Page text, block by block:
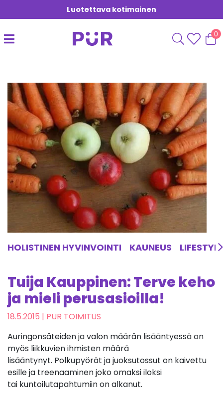
Luotettava kotimainen
0
HOLISTINEN HYVINVOINTI KAUNEUS LIFESTYLE
Tuija Kauppinen: Terve keho
ja mieli perusasioilla!
18.5.2015 | PUR TOIMITUS
Auringonsäteiden ja valon määrän lisääntyessä on
myös liikkuvien ihmisten määrä
lisääntynyt. Polkupyörät ja juoksutossut on kaivettu
esille ja treenaaminen joko omaksi iloksi
tai kuntoilutapahtumiin on alkanut.